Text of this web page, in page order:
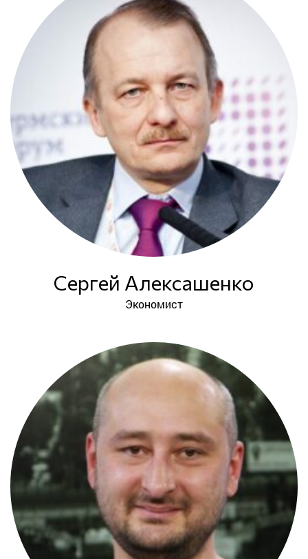
Сергей Алексашенко
Экономист